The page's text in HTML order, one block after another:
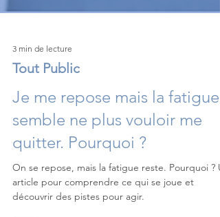
3 min de lecture
Tout Public
Je me repose mais la fatigue
semble ne plus vouloir me
quitter. Pourquoi ?
On se repose, mais la fatigue reste. Pourquoi ?